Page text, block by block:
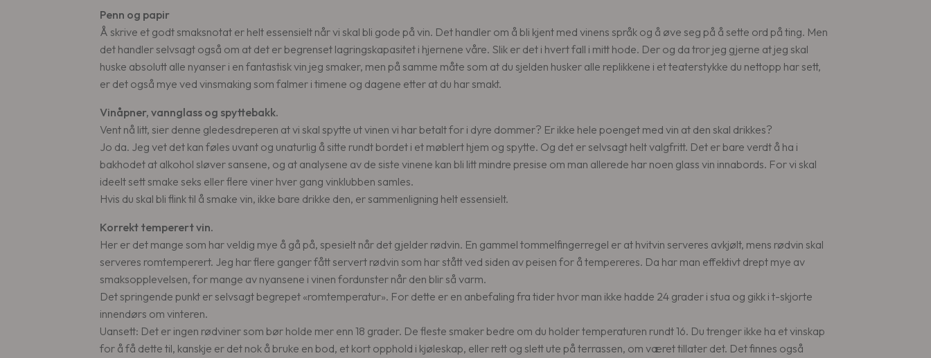
Penn og papir
Å skrive et godt smaksnotat er helt essensielt når vi skal bli gode på vin. Det handler om å bli kjent med vinens språk og å øve seg på å sette ord på ting. Men
det handler selvsagt også om at det er begrenset lagringskapasitet i hjernene våre. Slik er det i hvert fall i mitt hode. Der og da tror jeg gjerne at jeg skal
huske absolutt alle nyanser i en fantastisk vin jeg smaker, men på samme måte som at du sjelden husker alle replikkene i et teaterstykke du nettopp har sett,
er det også mye ved vinsmaking som falmer i timene og dagene etter at du har smakt.
Vinåpner, vannglass og spyttebakk.
Vent nå litt, sier denne gledesdreperen at vi skal spytte ut vinen vi har betalt for i dyre dommer? Er ikke hele poenget med vin at den skal drikkes?
Jo da. Jeg vet det kan føles uvant og unaturlig å sitte rundt bordet i et møblert hjem og spytte. Og det er selvsagt helt valgfritt. Det er bare verdt å ha i
bakhodet at alkohol sløver sansene, og at analysene av de siste vinene kan bli litt mindre presise om man allerede har noen glass vin innabords. For vi skal
ideelt sett smake seks eller flere viner hver gang vinklubben samles.
Hvis du skal bli flink til å smake vin, ikke bare drikke den, er sammenligning helt essensielt.
Korrekt temperert vin.
Her er det mange som har veldig mye å gå på, spesielt når det gjelder rødvin. En gammel tommelfingerregel er at hvitvin serveres avkjølt, mens rødvin skal
serveres romtemperert. Jeg har flere ganger fått servert rødvin som har stått ved siden av peisen for å tempereres. Da har man effektivt drept mye av
smaksopplevelsen, for mange av nyansene i vinen fordunster når den blir så varm.
Det springende punkt er selvsagt begrepet «romtemperatur». For dette er en anbefaling fra tider hvor man ikke hadde 24 grader i stua og gikk i t-skjorte
innendørs om vinteren.
Uansett: Det er ingen rødviner som bør holde mer enn 18 grader. De fleste smaker bedre om du holder temperaturen rundt 16. Du trenger ikke ha et vinskap
for å få dette til, kanskje er det nok å bruke en bod, et kort opphold i kjøleskap, eller rett og slett ute på terrassen, om været tillater det. Det finnes også